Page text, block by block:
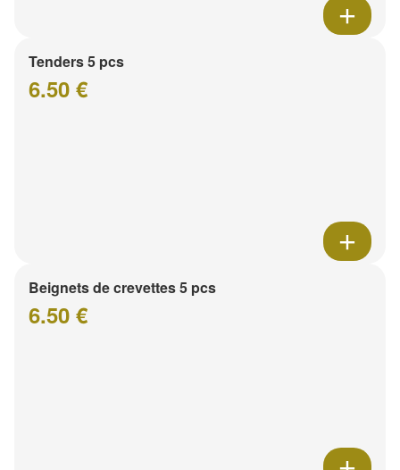
Tenders 5 pcs
6.50 €
Beignets de crevettes 5 pcs
6.50 €